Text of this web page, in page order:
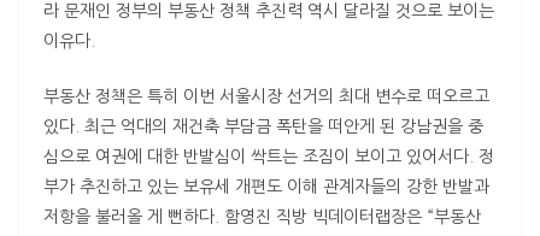
라 문재인 정부의 부동산 정책 추진력 역시 달라질 것으로 보이는
이유다.
부동산 정책은 특히 이번 서울시장 선거의 최대 변수로 떠오르고
있다. 최근 억대의 재건축 부담금 폭탄을 떠안게 된 강남권을 중
심으로 여권에 대한 반발심이 싹트는 조짐이 보이고 있어서다. 정
부가 추진하고 있는 보유세 개편도 이해 관계자들의 강한 반발과
저항을 불러올 게 뻔하다. 함영진 직방 빅데이터랩장은 “부동산